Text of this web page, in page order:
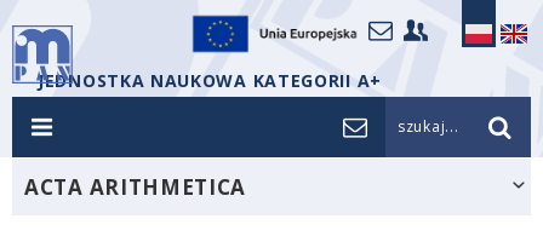
JEDNOSTKA NAUKOWA KATEGORII A+
szukaj...
ACTA ARITHMETICA